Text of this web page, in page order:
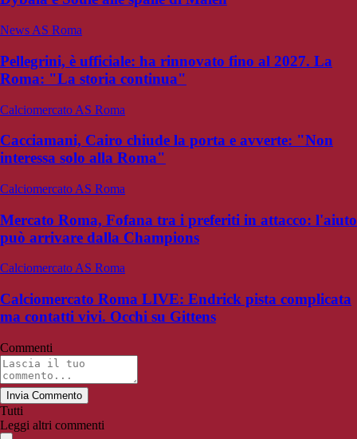
News AS Roma
Pellegrini, è ufficiale: ha rinnovato fino al 2027. La
Roma: "La storia continua"
Calciomercato AS Roma
Cacciamani, Cairo chiude la porta e avverte: "Non
interessa solo alla Roma"
Calciomercato AS Roma
Mercato Roma, Fofana tra i preferiti in attacco: l'aiuto
può arrivare dalla Champions
Calciomercato AS Roma
Calciomercato Roma LIVE: Endrick pista complicata
ma contatti vivi. Occhi su Gittens
Commenti
Invia Commento
Tutti
Leggi altri commenti